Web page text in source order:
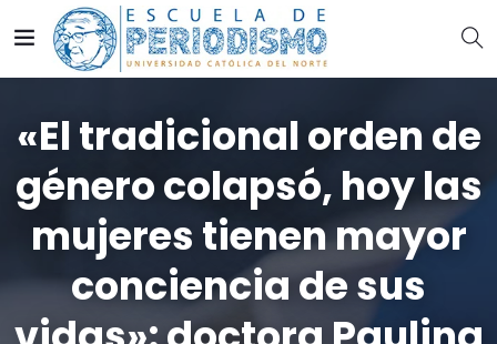
«El tradicional orden de
género colapsó, hoy las
mujeres tienen mayor
conciencia de sus